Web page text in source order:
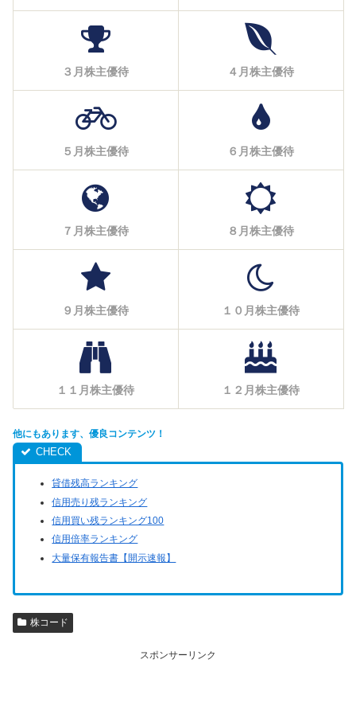
３月株主優待 ４月株主優待
５月株主優待 ６月株主優待
７月株主優待 ８月株主優待
９月株主優待 １０月株主優待
１１月株主優待 １２月株主優待
他にもあります、優良コンテンツ！
貸借残高ランキング
信用売り残ランキング
信用買い残ランキング100
信用倍率ランキング
大量保有報告書【開示速報】
株コード
スポンサーリンク